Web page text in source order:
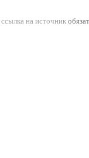
ссылка на источник